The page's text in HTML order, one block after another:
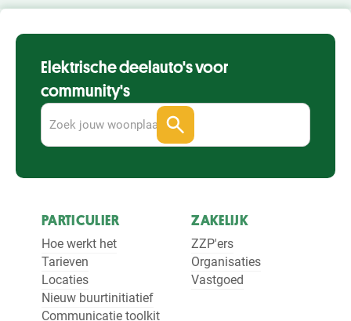
Elektrische deelauto's voor
community's
PARTICULIER
Hoe werkt het
Tarieven
Locaties
Nieuw buurtinitiatief
Communicatie toolkit
ZAKELIJK
ZZP'ers
Organisaties
Vastgoed